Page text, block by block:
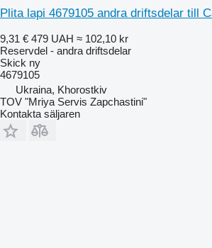
Plita lapi 4679105 andra driftsdelar till
9,31 € 479 UAH ≈ 102,10 kr
Reservdel - andra driftsdelar
Skick ny
4679105
Ukraina, Khorostkiv
TOV "Mriya Servis Zapchastini"
Kontakta säljaren